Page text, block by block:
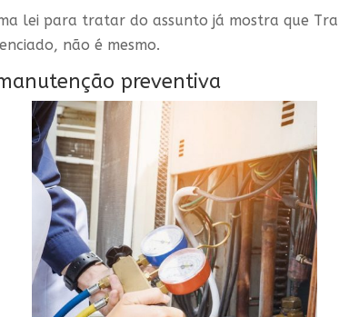
lei para tratar do assunto já mostra que
não é mesmo.
preventiva